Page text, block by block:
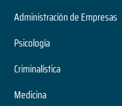
Administración de Empresas
Psicología
Criminalística
Medicina